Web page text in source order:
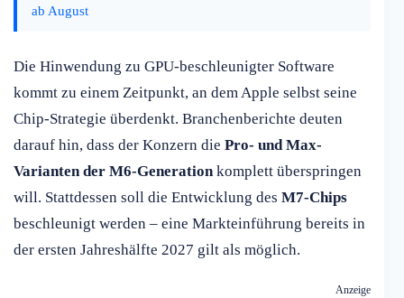
ab August
Die Hinwendung zu GPU-beschleunigter Software
kommt zu einem Zeitpunkt, an dem Apple selbst seine
Chip-Strategie überdenkt. Branchenberichte deuten
darauf hin, dass der Konzern die Pro- und Max-
Varianten der M6-Generationkomplett überspringen
will. Stattdessen soll die Entwicklung des M7-Chips
beschleunigt werden – eine Markteinführung bereits in
der ersten Jahreshälfte 2027 gilt als möglich.
Anzeige